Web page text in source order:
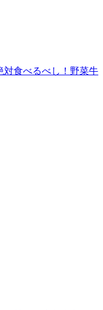
対食べるべし！野菜牛